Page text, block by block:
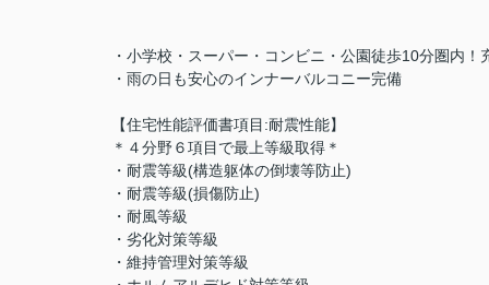
・小学校・スーパー・コンビニ・公園徒歩10分圏内！
・雨の日も安心のインナーバルコニー完備
【住宅性能評価書項目:耐震性能】
＊４分野６項目で最上等級取得＊
・耐震等級(構造躯体の倒壊等防止)
・耐震等級(損傷防止)
・耐風等級
・劣化対策等級
・維持管理対策等級